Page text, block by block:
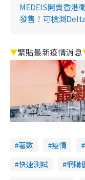
MEDEIS開賣香港
發售！可檢測
▼緊貼最新疫情消息
著數 疫情
快速測試
網購